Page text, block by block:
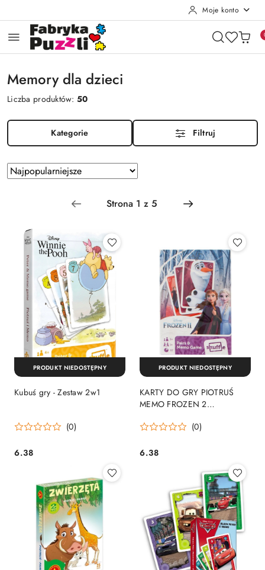
Moje konto
Memory dla dzieci
Liczba produktów:50
Kategorie Filtruj
Zastosowano
sortowanie:
Najpopularniejsze.
Sortuj
według
Kubuś gry - Zestaw 2w1
(0)
Cena:
6.38
PRODUKT NIEDOSTĘPNY
KARTY DO GRY PIOTRUŚ
MEMO FROZEN 2
(0)
Cena:
6.38
PRODUKT NIEDOSTĘPNY